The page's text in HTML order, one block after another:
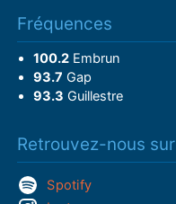
Fréquences
100.2Embrun
93.7 Gap
93.3 Guillestre
Retrouvez-nous sur
Spotify